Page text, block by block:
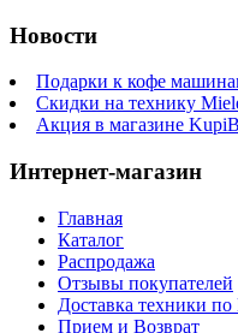
Новости
Подарки к кофе
Скидки на технику
Акция в магазине
Интернет-магазин
Главная
Каталог
Распродажа
Отзывы покупателей
Доставка техники
Прием и Возврат